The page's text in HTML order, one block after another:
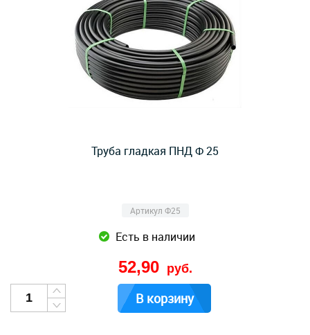
Труба гладкая ПНД Ф 25
Артикул Ф25
Есть в наличии
52,90 руб.
В корзину